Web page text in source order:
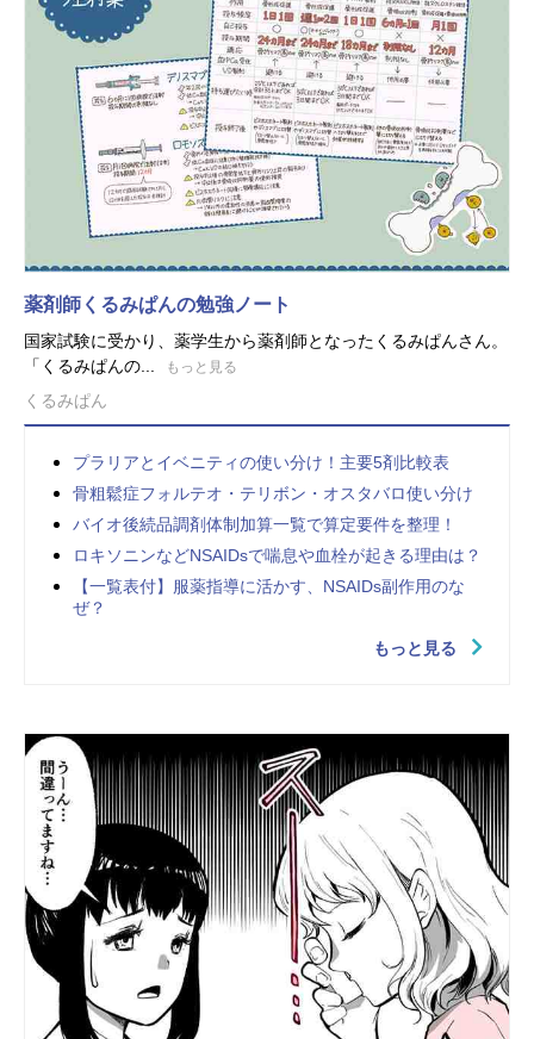
薬剤師くるみぱんの勉強ノート
国家試験に受かり、薬学生から薬剤師となったくるみぱんさん。
「くるみぱんの...
もっと見る
くるみぱん
プラリアとイベニティの使い分け！主要5剤比較表
骨粗鬆症フォルテオ・テリボン・オスタバロ使い分け
バイオ後続品調剤体制加算一覧で算定要件を整理！
ロキソニンなどNSAIDsで喘息や血栓が起きる理由は？
【一覧表付】服薬指導に活かす、NSAIDs副作用のな
ぜ？
もっと見る